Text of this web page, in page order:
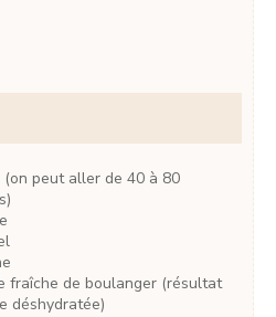
(on peut aller de 40 à 80
fraîche de boulanger (résultat
déshydratée)